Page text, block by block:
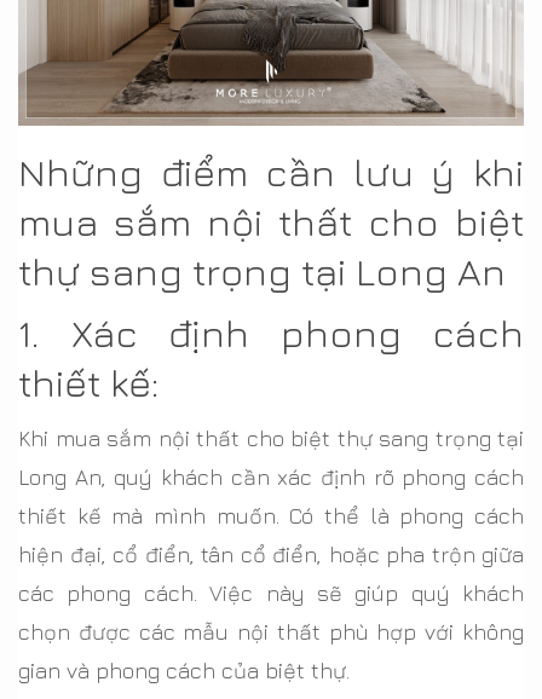
Những điểm cần lưu ý khi
mua sắm nội thất cho biệt
thự sang trọng tại Long An
1. Xác định phong cách
thiết kế:
Khi mua sắm nội thất cho biệt thự sang trọng tại
Long An, quý khách cần xác định rõ phong cách
thiết kế mà mình muốn. Có thể là phong cách
hiện đại, cổ điển, tân cổ điển, hoặc pha trộn giữa
các phong cách. Việc này sẽ giúp quý khách
chọn được các mẫu nội thất phù hợp với không
gian và phong cách của biệt thự.